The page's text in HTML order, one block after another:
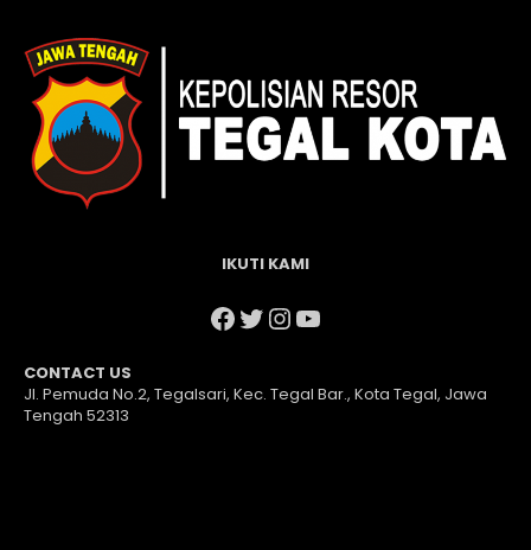
IKUTI KAMI
Facebook
Twitter
Instagram
YouTube
CONTACT US
Jl. Pemuda No.2, Tegalsari, Kec. Tegal Bar., Kota Tegal, Jawa
Tengah 52313